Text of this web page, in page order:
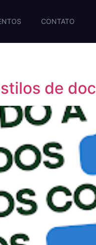
CONTATO
de